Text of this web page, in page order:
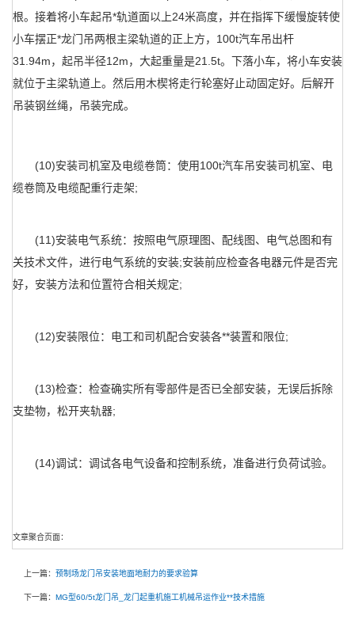
根。接着将小车起吊*轨道面以上24米高度，并在指挥下缓慢旋转使
小车摆正*龙门吊两根主梁轨道的正上方，100t汽车吊出杆
31.94m，起吊半径12m，大起重量是21.5t。下落小车，将小车安装
就位于主梁轨道上。然后用木楔将走行轮塞好止动固定好。后解开
吊装钢丝绳，吊装完成。
(10)安装司机室及电缆卷筒：使用100t汽车吊安装司机室、电
缆卷筒及电缆配重行走架;
(11)安装电气系统：按照电气原理图、配线图、电气总图和有
关技术文件，进行电气系统的安装;安装前应检查各电器元件是否完
好，安装方法和位置符合相关规定;
(12)安装限位：电工和司机配合安装各**装置和限位;
(13)检查：检查确实所有零部件是否已全部安装，无误后拆除
支垫物，松开夹轨器;
(14)调试：调试各电气设备和控制系统，准备进行负荷试验。
文章聚合页面：
上一篇： 预制场龙门吊安装地面地耐力的要求验算
下一篇： MG型60/5t龙门吊_龙门起重机施工机械吊运作业**技术措施